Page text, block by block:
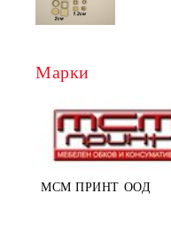
Марки
МСМ ПРИНТ ООД